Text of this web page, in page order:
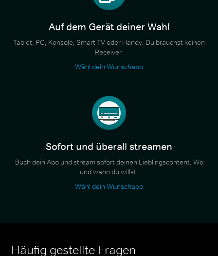
Auf dem Gerät deiner Wahl
Tablet, PC, Konsole, Smart TV oder Handy. Du brauchst keinen
Receiver.
Wähl dein Wunschabo
Sofort und überall streamen
Buch dein Abo und stream sofort deinen Lieblingscontent. Wo
und wann du willst.
Wähl dein Wunschabo
Häufig gestellte Fragen